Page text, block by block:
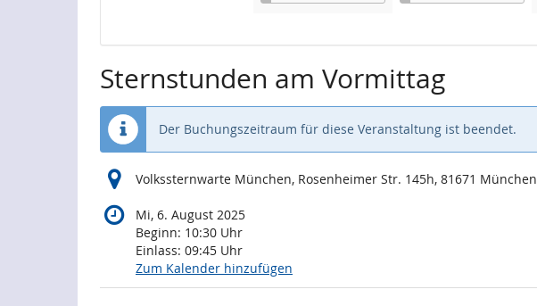
Sternstunden am Vormittag
Der Buchungszeitraum für diese Veranstaltung ist beendet.
Volkssternwarte München, Rosenheimer Str. 145h, 81671 München
Mi, 6. August 2025
Beginn: 10:30 Uhr
Einlass: 09:45 Uhr
Zum Kalender hinzufügen